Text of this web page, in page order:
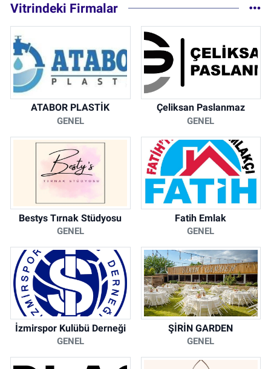
Vitrindeki Firmalar
ATABOR PLASTİK
GENEL
Çeliksan Paslanmaz
GENEL
Bestys Tırnak Stüdyosu
GENEL
Fatih Emlak
GENEL
İzmirspor Kulübü Derneği
GENEL
ŞİRİN GARDEN
GENEL